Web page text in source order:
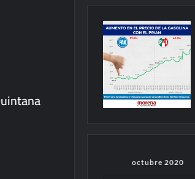
octubre 2020